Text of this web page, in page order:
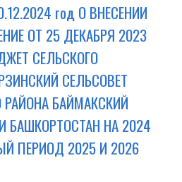
год О ВНЕСЕНИИ
ОТ 25 ДЕКАБРЯ 2023
СЕЛЬСКОГО
СЕЛЬСОВЕТ
БАЙМАКСКИЙ
БАШКОРТОСТАН НА 2024
ПЕРИОД 2025 И 2026